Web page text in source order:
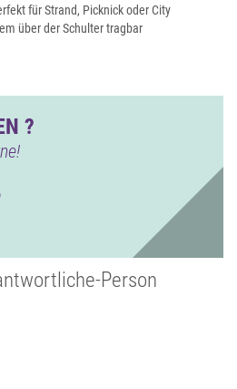
für Strand, Picknick oder City
über der Schulter tragbar
?
Person